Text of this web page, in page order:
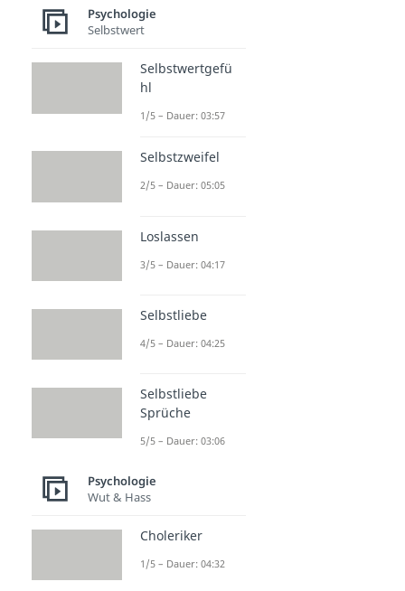
Psychologie
Selbstwert
Selbstwertgefü
hl
1/5 – Dauer: 03:57
Selbstzweifel
2/5 – Dauer: 05:05
Loslassen
3/5 – Dauer: 04:17
Selbstliebe
4/5 – Dauer: 04:25
Selbstliebe
Sprüche
5/5 – Dauer: 03:06
Psychologie
Wut & Hass
Choleriker
1/5 – Dauer: 04:32